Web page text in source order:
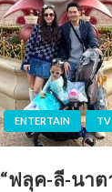
ENTERTAIN TV
“ฟลุค-ลี-นา